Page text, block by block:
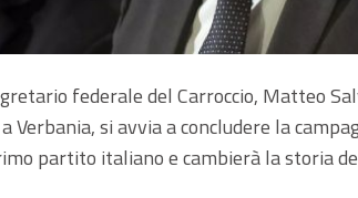
federale del Carroccio, Matteo
Verbania, si avvia a concludere la
partito italiano e cambierà la storia